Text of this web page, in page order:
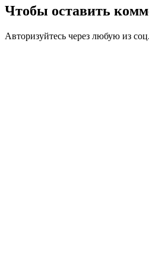
Чтобы оставить
Авторизуйтесь через любую из